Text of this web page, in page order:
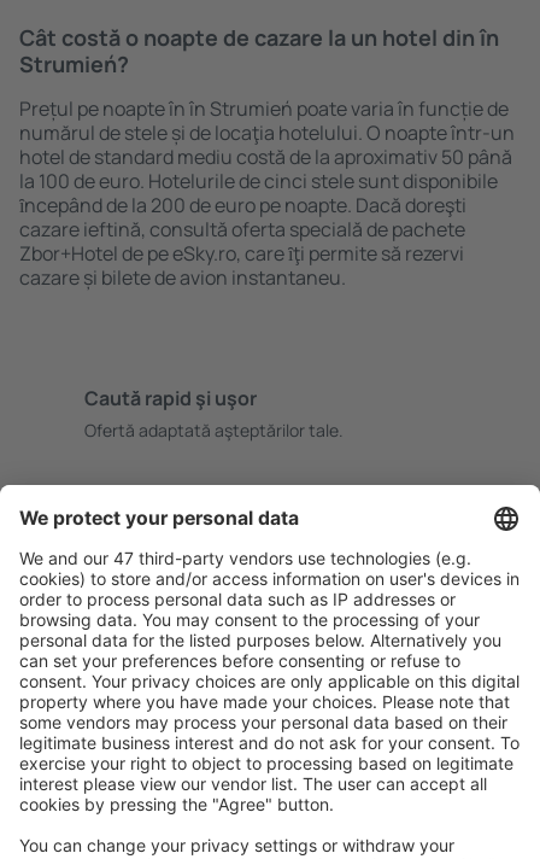
Cât costă o noapte de cazare la un hotel din în
Strumień?
Prețul pe noapte în în Strumień poate varia în funcție de
numărul de stele și de locaţia hotelului. O noapte într-un
hotel de standard mediu costă de la aproximativ 50 până
la 100 de euro. Hotelurile de cinci stele sunt disponibile
ȋncepând de la 200 de euro pe noapte. Dacă doreşti
cazare ieftină, consultă oferta specială de pachete
Zbor+Hotel de pe eSky.ro, care ȋţi permite să rezervi
cazare și bilete de avion instantaneu.
Caută rapid şi uşor
Ofertă adaptată aşteptărilor tale.
Rezervare fără griji cu opțiune gratuită de anulare.
Economiseşte mai mult
Prețuri atractive și oferte speciale pentru utilizatorii
conectați.
Cazarea preferată
Alege din peste 1,3 mil. de opţiuni: hoteluri, cabane,
apartamente și altele.